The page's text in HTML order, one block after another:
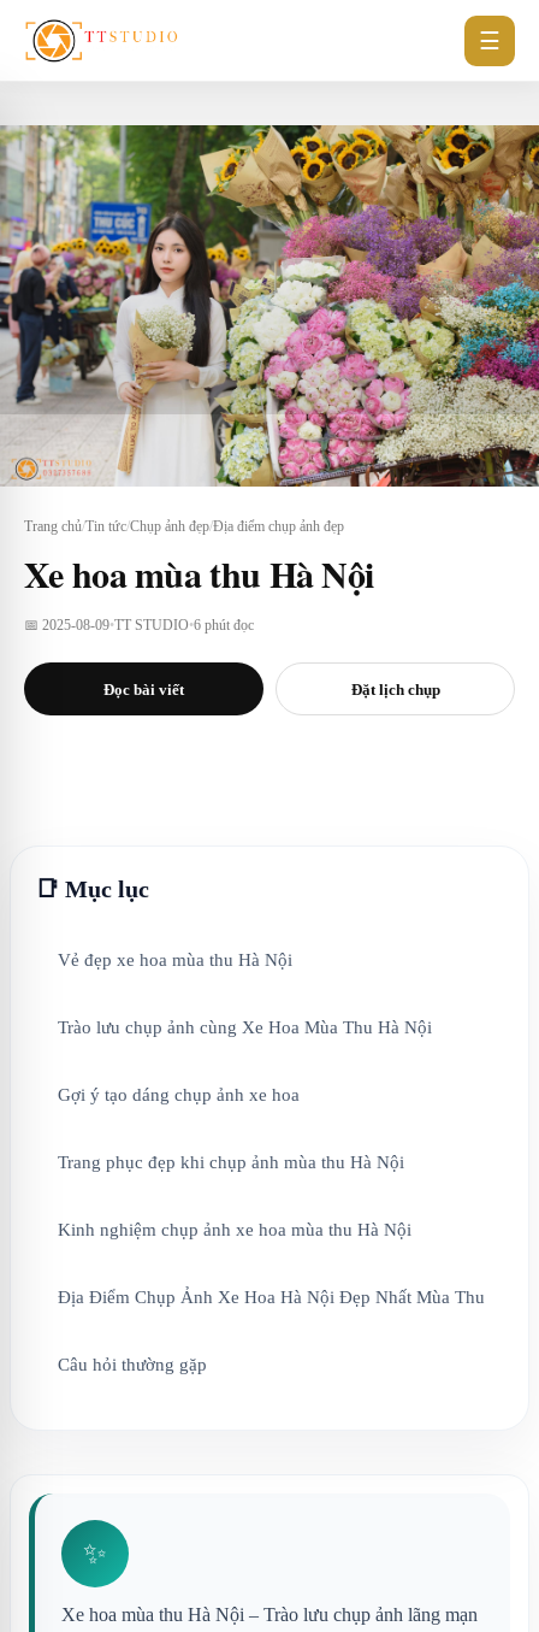
☰
Trang chủ/Tin tức/Chụp ảnh đẹp/Địa điểm chụp ảnh đẹp
Xe hoa mùa thu Hà Nội
📅 2025-08-09•TT STUDIO•6 phút đọc
Đọc bài viết Đặt lịch chụp
📑 Mục lục
Vẻ đẹp xe hoa mùa thu Hà Nội
Trào lưu chụp ảnh cùng Xe Hoa Mùa Thu Hà Nội
Gợi ý tạo dáng chụp ảnh xe hoa
Trang phục đẹp khi chụp ảnh mùa thu Hà Nội
Kinh nghiệm chụp ảnh xe hoa mùa thu Hà Nội
Địa Điểm Chụp Ảnh Xe Hoa Hà Nội Đẹp Nhất Mùa Thu
Câu hỏi thường gặp
✨
Xe hoa mùa thu Hà Nội – Trào lưu chụp ảnh lãng mạn